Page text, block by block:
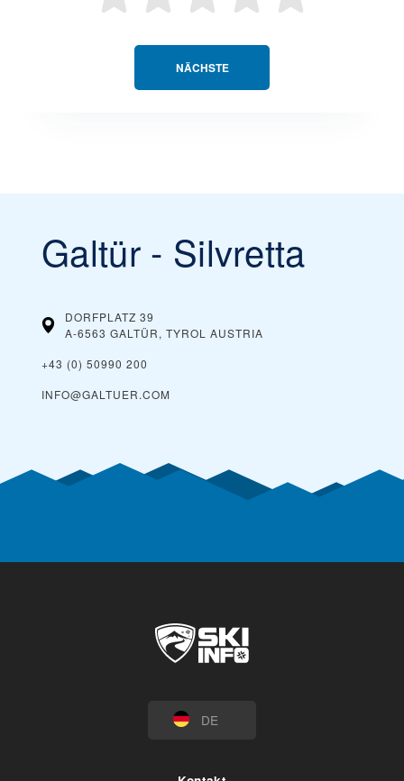
NÄCHSTE
Galtür - Silvretta
DORFPLATZ 39
A-6563 GALTÜR, TYROL AUSTRIA
+43 (0) 50990 200
INFO@GALTUER.COM
DE